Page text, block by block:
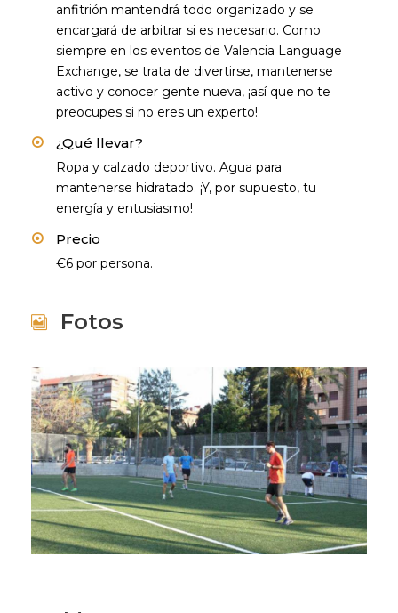
anfitrión mantendrá todo organizado y se
encargará de arbitrar si es necesario. Como
siempre en los eventos de Valencia Language
Exchange, se trata de divertirse, mantenerse
activo y conocer gente nueva, ¡así que no te
preocupes si no eres un experto!
¿Qué llevar?
Ropa y calzado deportivo. Agua para
mantenerse hidratado. ¡Y, por supuesto, tu
energía y entusiasmo!
Precio
€6 por persona.
Fotos